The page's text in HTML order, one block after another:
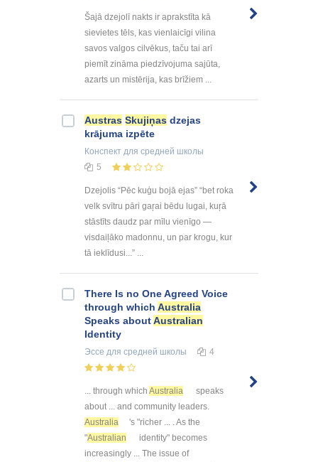
Šajā dzejolī nakts ir aprakstīta kā
sievietes tēls, kas vienlaicīgi vilina
savos valgos cilvēkus, taču tai arī
piemīt zināma piedzīvojuma sajūta,
azarts un mistērija, kas brīžiem ...
Austras Skujiņas dzejas
krājuma izpēte
Конспект для средней школы
5
Dzejolis “Pēc kuģu bojā ejas” “bet roka
velk svītru pāri gaŗai bēdu lugai, kuŗā
stāstīts daudz par mīlu vienīgo —
visdaiļāko madonnu, un par krogu, kur
tā ieklīdusi...” ...
There Is no One Agreed Voice
through which Australia
Speaks aboutAustralian
Identity
Эссе для средней школы 4
... through which Australia
speaks
about ... and community leaders.
Australia
's "richer ... . As the
"Australian
identity" becomes
increasingly ... The issue of